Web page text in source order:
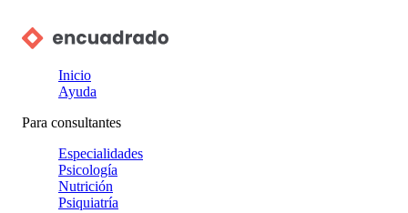
Inicio
Ayuda
Para consultantes
Especialidades
Psicología
Nutrición
Psiquiatría